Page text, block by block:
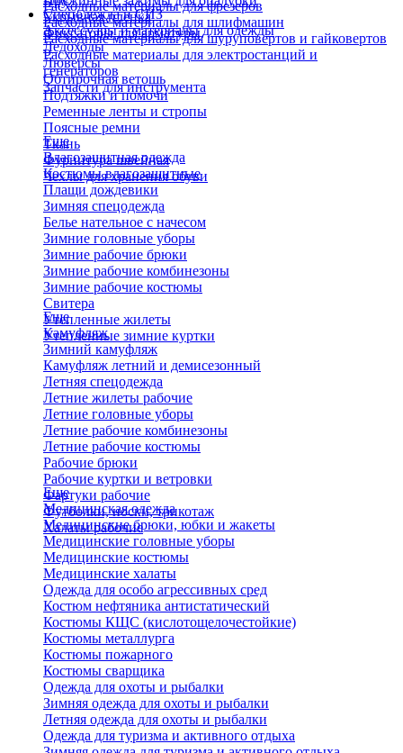
Расходные материалы для фрезеров
Расходные материалы для шлифмашин
Расходные материалы для шуруповертов и гайковертов
Расходные материалы для электростанций и
генераторов
Запчасти для инструмента
Укрывная пленка
Фиксаторы для арматуры
Спецодежда и СИЗ
Аксессуары и материалы для одежды
Ледоходы
Люверсы
Обтирочная ветошь
Подтяжки и помочи
Ременные ленты и стропы
Поясные ремни
Ткань
Фурнитура швейная
Чехлы для хранения обуви
Еще
Влагозащитная одежда
Костюмы влагозащитные
Плащи дождевики
Зимняя спецодежда
Белье нательное с начесом
Зимние головные уборы
Зимние рабочие брюки
Зимние рабочие комбинезоны
Зимние рабочие костюмы
Свитера
Утепленные жилеты
Утепленные зимние куртки
Еще
Камуфляж
Зимний камуфляж
Камуфляж летний и демисезонный
Летняя спецодежда
Летние жилеты рабочие
Летние головные уборы
Летние рабочие комбинезоны
Летние рабочие костюмы
Рабочие брюки
Рабочие куртки и ветровки
Фартуки рабочие
Футболки, носки, трикотаж
Халаты рабочие
Еще
Медицинская одежда
Медицинские брюки, юбки и жакеты
Медицинские головные уборы
Медицинские костюмы
Медицинские халаты
Одежда для особо агрессивных сред
Костюм нефтяника антистатический
Костюмы КЩС (кислотощелочестойкие)
Костюмы металлурга
Костюмы пожарного
Костюмы сварщика
Одежда для охоты и рыбалки
Зимняя одежда для охоты и рыбалки
Летняя одежда для охоты и рыбалки
Одежда для туризма и активного отдыха